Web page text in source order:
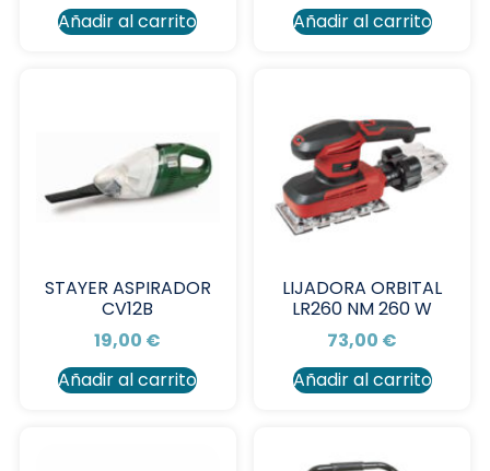
Añadir al carrito
Añadir al carrito
STAYER ASPIRADOR
CV12B
19,00 €
Añadir al carrito
LIJADORA ORBITAL
LR260 NM 260 W
73,00 €
Añadir al carrito